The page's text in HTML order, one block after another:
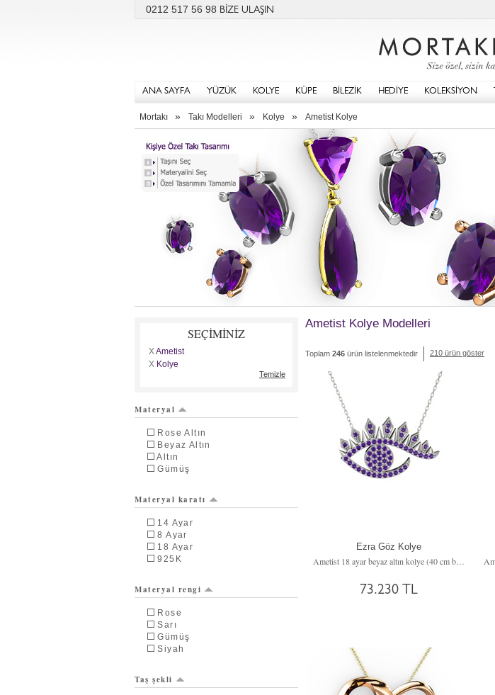
0212 517 56 98 BİZE ULAŞIN
ANA SAYFA YÜZÜK KOLYE KÜPE BİLEZİK HEDİYE KOLEKSİYON
Mortakı » Takı Modelleri » Kolye » Ametist Kolye
SEÇİMİNİZ
XAmetist
X Kolye
Temizle
Materyal
Rose Altın
Beyaz Altın
Altın
Gümüş
Materyal karatı
14 Ayar
8 Ayar
18 Ayar
925K
Materyal rengi
Rose
Sarı
Gümüş
Siyah
Taş şekli
Ametist Kolye Modelleri
Toplam 246 ürün listelenmektedir 210 ürün göster
Ezra Göz Kolye
73.230 TL